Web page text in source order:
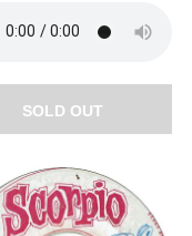
SOLD OUT